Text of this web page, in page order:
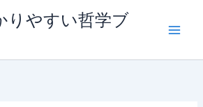
りやすい哲学ブ